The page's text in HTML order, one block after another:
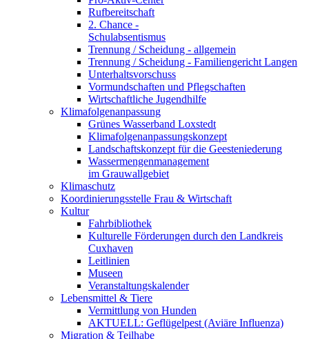
Rufbereitschaft
2. Chance -
Schulabsentismus
Trennung / Scheidung - allgemein
Trennung / Scheidung - Familiengericht Langen
Unterhaltsvorschuss
Vormundschaften und Pflegschaften
Wirtschaftliche Jugendhilfe
Klimafolgenanpassung
Grünes Wasserband Loxstedt
Klimafolgenanpassungskonzept
Landschaftskonzept für die Geesteniederung
Wassermengenmanagement
im Grauwallgebiet
Klimaschutz
Koordinierungsstelle Frau & Wirtschaft
Kultur
Fahrbibliothek
Kulturelle Förderungen durch den Landkreis
Cuxhaven
Leitlinien
Museen
Veranstaltungskalender
Lebensmittel & Tiere
Vermittlung von Hunden
AKTUELL: Geflügelpest (Aviäre Influenza)
Migration & Teilhabe